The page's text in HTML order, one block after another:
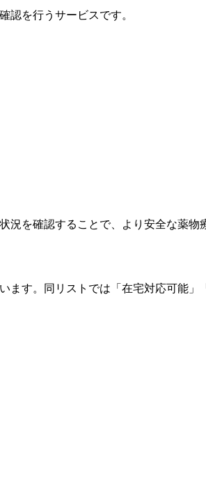
認を行うサービスです。
を確認することで、より安全な薬物
ます。同リストでは「在宅対応可能